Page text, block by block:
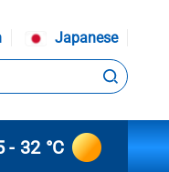
Japanese
- 32 °C